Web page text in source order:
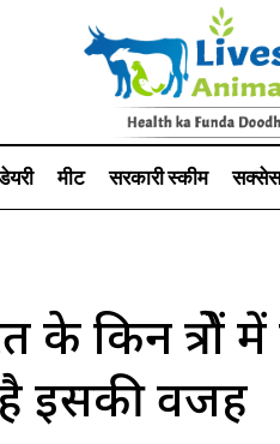
मीट सरकारी स्की‍म सक्सेस
क्षेत्रों में
इसकी वजह